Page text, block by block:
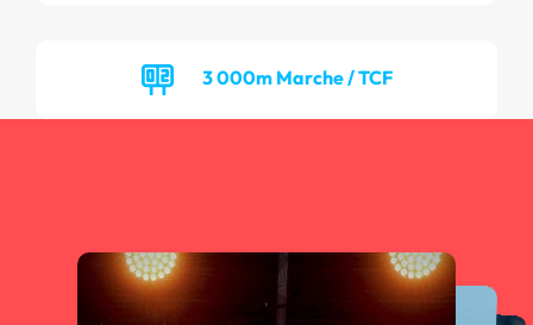
3 000m Marche / TCF